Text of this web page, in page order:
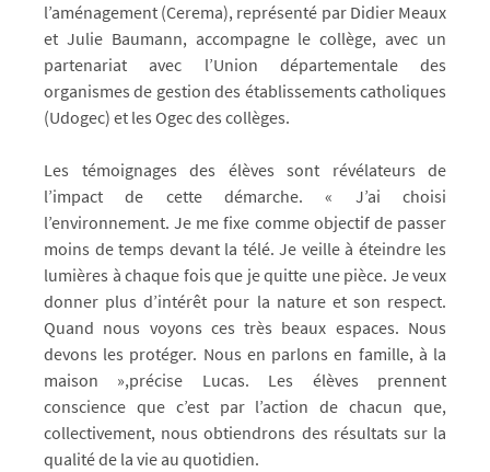
l’aménagement (Cerema), représenté par Didier Meaux
et Julie Baumann, accompagne le collège, avec un
partenariat avec l’Union départementale des
organismes de gestion des établissements catholiques
(Udogec) et les Ogec des collèges.
Les témoignages des élèves sont révélateurs de
l’impact de cette démarche. « J’ai choisi
l’environnement. Je me fixe comme objectif de passer
moins de temps devant la télé. Je veille à éteindre les
lumières à chaque fois que je quitte une pièce. Je veux
donner plus d’intérêt pour la nature et son respect.
Quand nous voyons ces très beaux espaces. Nous
devons les protéger. Nous en parlons en famille, à la
maison »,précise Lucas. Les élèves prennent
conscience que c’est par l’action de chacun que,
collectivement, nous obtiendrons des résultats sur la
qualité de la vie au quotidien.